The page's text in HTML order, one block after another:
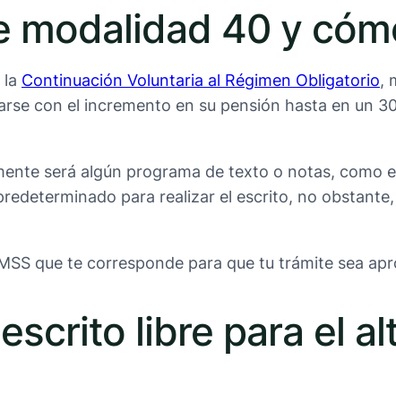
modalidad 40 y
Continuación Voluntaria al Régimen Obligatorio,
con el incremento en su pensión hasta en un
será algún programa de texto o notas, como
para realizar el escrito, no obstante,
que te corresponde para que tu trámite sea
libre para el